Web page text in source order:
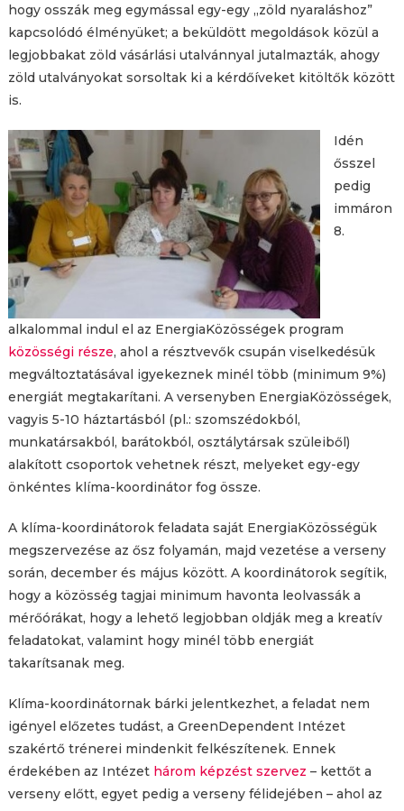
hogy osszák meg egymással egy-egy „zöld nyaraláshoz”
kapcsolódó élményüket; a beküldött megoldások közül a
legjobbakat zöld vásárlási utalvánnyal jutalmazták, ahogy
zöld utalványokat sorsoltak ki a kérdőíveket kitöltők között
is.
Idén
ősszel
pedig
immáron
8.
alkalommal indul el az EnergiaKözösségek program
közösségi része, ahol a résztvevők csupán viselkedésük
megváltoztatásával igyekeznek minél több (minimum 9%)
energiát megtakarítani. A versenyben EnergiaKözösségek,
vagyis 5-10 háztartásból (pl.: szomszédokból,
munkatársakból, barátokból, osztálytársak szüleiből)
alakított csoportok vehetnek részt, melyeket egy-egy
önkéntes klíma-koordinátor fog össze.
A klíma-koordinátorok feladata saját EnergiaKözösségük
megszervezése az ősz folyamán, majd vezetése a verseny
során, december és május között. A koordinátorok segítik,
hogy a közösség tagjai minimum havonta leolvassák a
mérőórákat, hogy a lehető legjobban oldják meg a kreatív
feladatokat, valamint hogy minél több energiát
takarítsanak meg.
Klíma-koordinátornak bárki jelentkezhet, a feladat nem
igényel előzetes tudást, a GreenDependent Intézet
szakértő trénerei mindenkit felkészítenek. Ennek
érdekében az Intézet három képzést szervez – kettőt a
verseny előtt, egyet pedig a verseny félidejében – ahol az